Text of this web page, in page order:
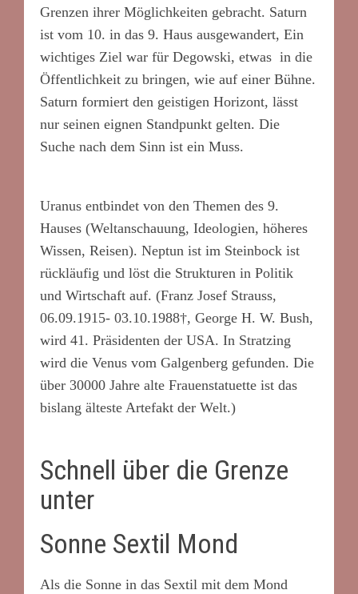
Grenzen ihrer Möglichkeiten gebracht. Saturn
ist vom 10. in das 9. Haus ausgewandert, Ein
wichtiges Ziel war für Degowski, etwas in die
Öffentlichkeit zu bringen, wie auf einer Bühne.
Saturn formiert den geistigen Horizont, lässt
nur seinen eignen Standpunkt gelten. Die
Suche nach dem Sinn ist ein Muss.
Uranus entbindet von den Themen des 9.
Hauses (Weltanschauung, Ideologien, höheres
Wissen, Reisen). Neptun ist im Steinbock ist
rückläufig und löst die Strukturen in Politik
und Wirtschaft auf. (Franz Josef Strauss,
06.09.1915- 03.10.1988†, George H. W. Bush,
wird 41. Präsidenten der USA. In Stratzing
wird die Venus vom Galgenberg gefunden. Die
über 30000 Jahre alte Frauenstatuette ist das
bislang älteste Artefakt der Welt.)
Schnell über die Grenze
unter
Sonne Sextil Mond
Als die Sonne in das Sextil mit dem Mond